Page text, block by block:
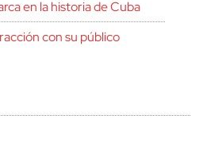
en la historia de Cuba
con su público